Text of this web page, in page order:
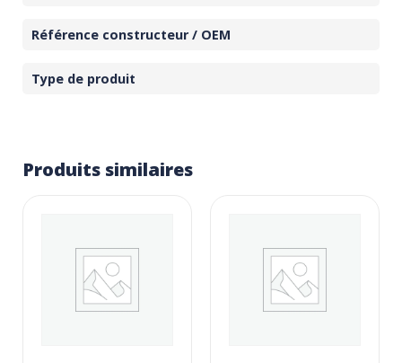
Référence constructeur / OEM
Type de produit
Produits similaires